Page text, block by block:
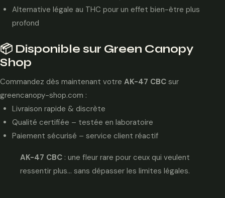
Alternative légale au THC pour un effet bien-être plus
profond
📦 Disponible sur Green Canopy
Shop
Commandez dès maintenant votre AK-47 CBC sur
greencanopy-shop.com :
Livraison rapide & discrète
Qualité certifiée – testée en laboratoire
Paiement sécurisé – service client réactif
AK-47 CBC : une fleur rare pour ceux qui veulent
ressentir plus… sans dépasser les limites légales.